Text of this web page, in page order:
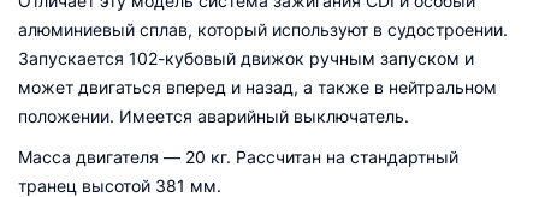
алюминиевый сплав, который используют в судостроении.
Запускается 102-кубовый движок ручным запуском и
может двигаться вперед и назад, а также в нейтральном
положении. Имеется аварийный выключатель.
Масса двигателя — 20 кг. Рассчитан на стандартный
транец высотой 381 мм.